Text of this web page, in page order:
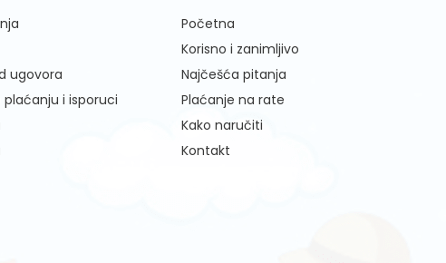
ugovora
i isporuci
Početna
Korisno i zanimljivo
Najčešća pitanja
Plaćanje na rate
Kako naručiti
Kontakt